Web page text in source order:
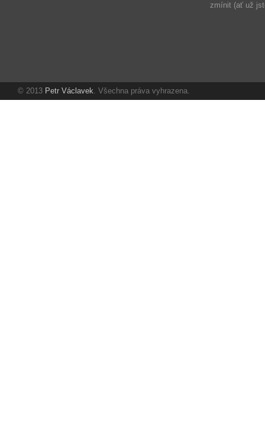
zmínit (ať už
© 2013 Petr Václavek. Všechna práva vyhrazena.